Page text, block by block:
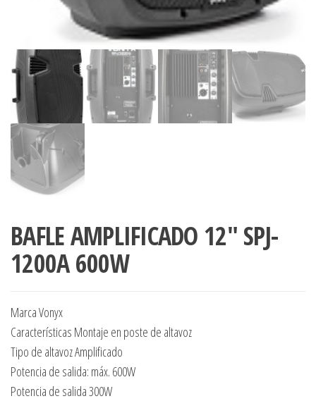
BAFLE AMPLIFICADO 12″ SPJ-
1200A 600W
Marca Vonyx
Características Montaje en poste de altavoz
Tipo de altavoz Amplificado
Potencia de salida: máx. 600W
Potencia de salida 300W